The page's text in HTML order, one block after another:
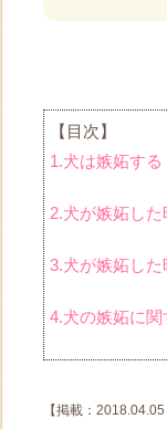
【目次】
1.犬は嫉妬す
2.犬が嫉妬した
3.犬が嫉妬した
4.犬の嫉妬に関
【掲載：